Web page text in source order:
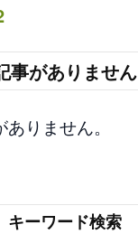
事がありません
りません。
キーワード検索